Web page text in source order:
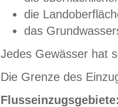
die
das
Jedes Gewässer hat
Die Grenze des